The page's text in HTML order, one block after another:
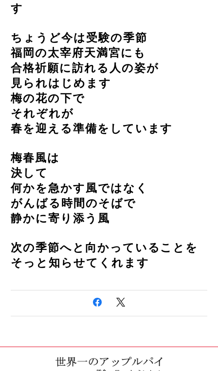
す
ちょうど今は受験の季節
福岡の太宰府天満宮にも
合格祈願に訪れる人の姿が
見られはじめます
梅の花の下で
それぞれが
春を迎える準備をしています
梅春風は
決して
何かを急かす風ではなく
がんばる時間のそばで
静かに寄り添う風
次の季節へと向かっていることを
そっと知らせてくれます